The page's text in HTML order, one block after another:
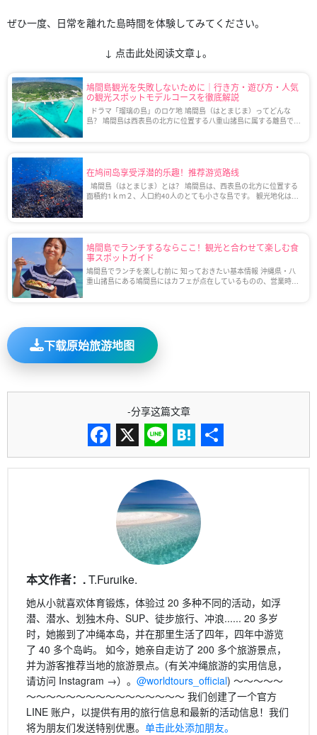
ぜひ一度、日常を離れた島時間を体験してみてください。
↓ 点击此处阅读文章↓。
鳩間島観光を失敗しないために｜行き方・遊び方・人気
の観光スポットモデルコースを徹底解説
ドラマ「瑠璃の島」のロケ地 鳩間島（はとまじま）ってどんな
島？ 鳩間島は西表島の北方に位置する八重山諸島に属する離島で
在鸠间岛享受浮潜的乐趣！推荐游览路线
鳩間島（はとまじま）とは？ 鳩間島は、西表島の北方に位置する
面積約1ｋｍ２、人口約40人のとても小さな島です。 観光地化はし
鳩間島でランチするならここ！観光と合わせて楽しむ食
事スポットガイド
鳩間島でランチを楽しむ前に 知っておきたい基本情報 沖縄県・八
重山諸島にある鳩間島にはカフェが点在しているものの、営業時間
下载原始旅游地图
-分享这篇文章
Facebook
X Line Hatena分
本文作者：.T.Furuike.
她从小就喜欢体育锻炼，体验过 20 多种不同的活动，如浮
潜、潜水、划独木舟、SUP、徒步旅行、冲浪...... 20 多岁
时，她搬到了冲绳本岛，并在那里生活了四年，四年中游览
了 40 多个岛屿。 如今，她亲自走访了 200 多个旅游景点，
并为游客推荐当地的旅游景点。(有关冲绳旅游的实用信息，
请访问 Instagram →）。 @worldtours_official) 〜〜〜〜〜
〜〜〜〜〜〜〜〜〜〜〜〜〜〜〜〜 我们创建了一个官方
LINE 账户，以提供有用的旅行信息和最新的活动信息！我们
将为朋友们发送特别优惠。 单击此处添加朋友。